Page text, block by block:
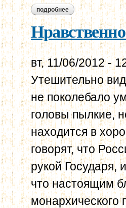
подробнее о нравственно-
вт, 11/06/2012 -
Утешительно
не поколебало
головы пылкие,
находится в
говорят, что
рукой Государя,
что настоящим
монархического